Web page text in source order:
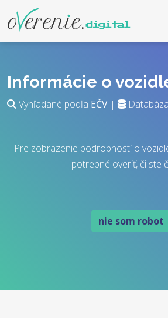
Informácie o
Vyhľadané podľa EČV |
Pre zobrazenie podrobností o
potrebné overiť, či ste
nie som robot